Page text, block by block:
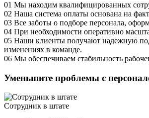
01 Мы находим квалифицированных
02 Наша система оплаты основана на
03 Все заботы о подборе персонала,
04 При необходимости оперативно
05 Наши клиенты получают надежную
изменениях в команде.
06 Мы обеспечиваем стабильность
Уменьшите проблемы с
Сотрудник в штате